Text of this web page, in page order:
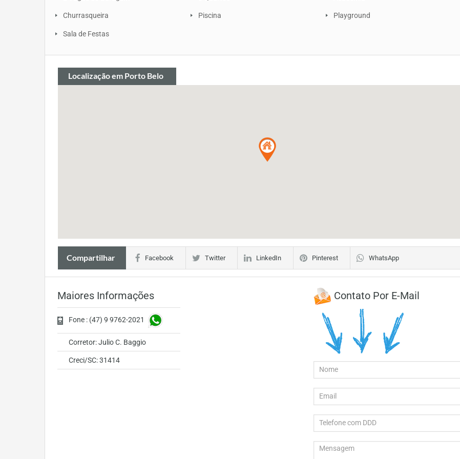
Churrasqueira Piscina Playground
Sala de Festas
Localizaçãoem Porto Belo
Compartilhar Facebook Twitter LinkedIn Pinterest WhatsApp
Maiores Informações
Fone : (47) 9 9762-2021
Corretor: Julio C. Baggio
Creci/SC: 31414
Contato Por E-Mail